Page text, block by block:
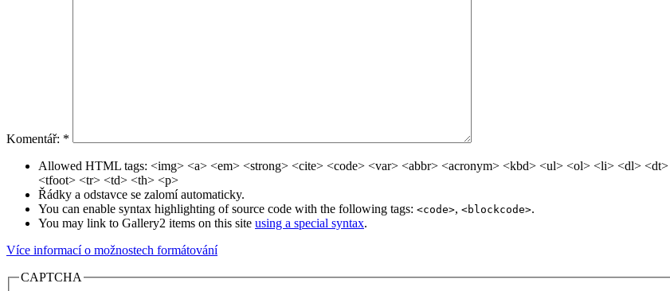
Komentář: *
Allowed HTML tags: <img> <a> <em> <strong> <cite> <code> <var> <abbr> <acronym> <kbd> <ul> <ol> <li> <dl>
<tfoot> <tr> <td> <th> <p>
Řádky a odstavce se zalomí automaticky.
You can enable syntax highlighting of source code with the following tags: <code>, <blockcode>.
You may link to Gallery2 items on this site using a special syntax.
Více informací o možnostech formátování
CAPTCHA